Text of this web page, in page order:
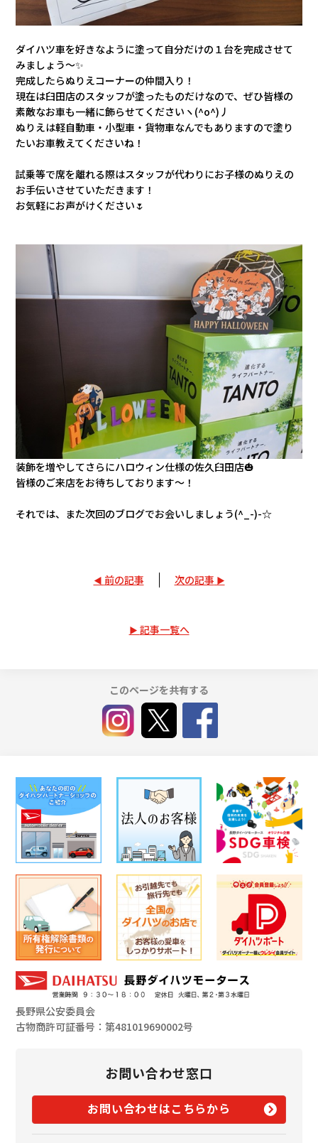
ダイハツ車を好きなように塗って自分だけの１台を完成させて
みましょう～✨
完成したらぬりえコーナーの仲間入り！
現在は臼田店のスタッフが塗ったものだけなので、ぜひ皆様の
素敵なお車も一緒に飾らせてくださいヽ(^o^)丿
ぬりえは軽自動車・小型車・貨物車なんでもありますので塗り
たいお車教えてくださいね！
試乗等で席を離れる際はスタッフが代わりにお子様のぬりえの
お手伝いさせていただきます！
お気軽にお声がけください🌷
装飾を増やしてさらにハロウィン仕様の佐久臼田店🎃
皆様のご来店をお待ちしております～！
それでは、また次回のブログでお会いしましょう(^_-)-☆
前の記事 次の記事
記事一覧へ
このページを共有する
長野県公安委員会
古物商許可証番号：第481019690002号
お問い合わせ窓口
お問い合わせはこちらから